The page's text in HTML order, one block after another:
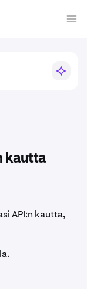
kautta
API:n kautta,